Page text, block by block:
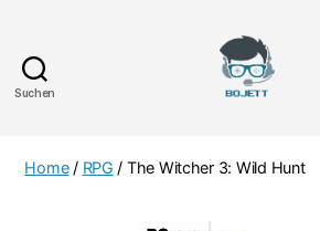
Suchen
Home/ RPG / The Witcher 3: Wild Hunt